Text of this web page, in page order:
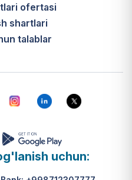
ofertasi
shartlari
talablar
uchun: